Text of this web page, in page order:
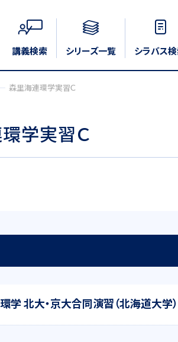
講義検索 シリーズ一覧 シラバス
森里海連環学実習Ｃ
学実習Ｃ
学 北大・京大合同演習（北海道大学）